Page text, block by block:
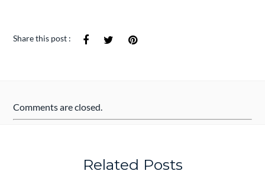
Share this post :
Comments are closed.
Related Posts